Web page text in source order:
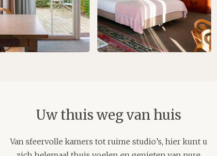
Uw thuis weg van huis
Van sfeervolle kamers tot ruime studio’s, hier kunt u